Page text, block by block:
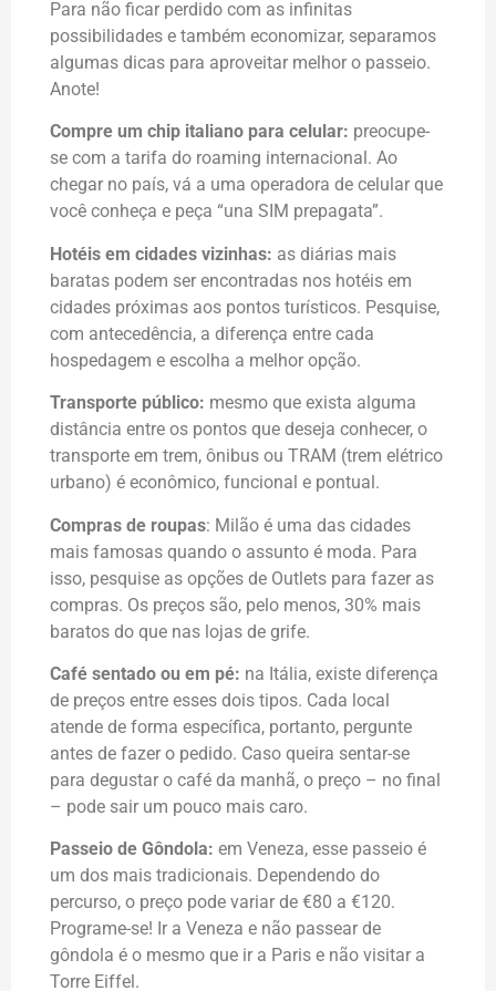
Para não ficar perdido com as infinitas
possibilidades e também economizar, separamos
algumas dicas para aproveitar melhor o passeio.
Anote!
Compre um chip italiano para celular: preocupe-
se com a tarifa do roaming internacional. Ao
chegar no país, vá a uma operadora de celular que
você conheça e peça “una SIM prepagata”.
Hotéis em cidades vizinhas: as diárias mais
baratas podem ser encontradas nos hotéis em
cidades próximas aos pontos turísticos. Pesquise,
com antecedência, a diferença entre cada
hospedagem e escolha a melhor opção.
Transporte público: mesmo que exista alguma
distância entre os pontos que deseja conhecer, o
transporte em trem, ônibus ou TRAM (trem elétrico
urbano) é econômico, funcional e pontual.
Compras de roupas: Milão é uma das cidades
mais famosas quando o assunto é moda. Para
isso, pesquise as opções de Outlets para fazer as
compras. Os preços são, pelo menos, 30% mais
baratos do que nas lojas de grife.
Café sentado ou em pé: na Itália, existe diferença
de preços entre esses dois tipos. Cada local
atende de forma específica, portanto, pergunte
antes de fazer o pedido. Caso queira sentar-se
para degustar o café da manhã, o preço – no final
– pode sair um pouco mais caro.
Passeio de Gôndola: em Veneza, esse passeio é
um dos mais tradicionais. Dependendo do
percurso, o preço pode variar de €80 a €120.
Programe-se! Ir a Veneza e não passear de
gôndola é o mesmo que ir a Paris e não visitar a
Torre Eiffel.